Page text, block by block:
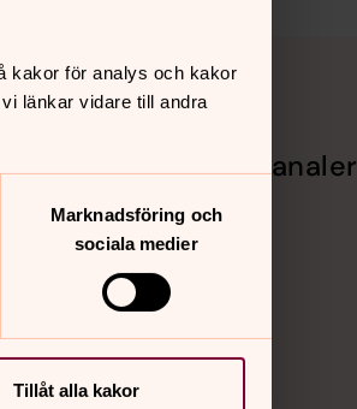
kakor för analys och kakor
länkar vidare till andra
Marknadsföring och
sociala medier
Tillåt alla kakor
Sociala kanaler
Facebook
Instagram